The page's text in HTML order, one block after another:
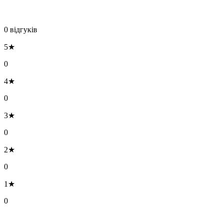
0 відгуків
5★
0
4★
0
3★
0
2★
0
1★
0